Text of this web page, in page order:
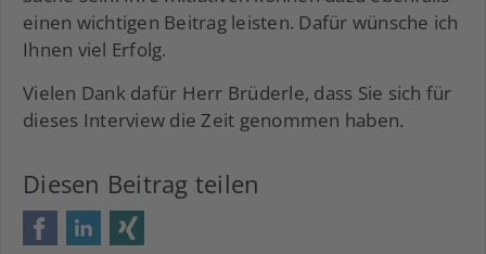
einen wichtigen Beitrag leisten. Dafür wünsche ich
Ihnen viel Erfolg.
Vielen Dank dafür Herr Brüderle, dass Sie sich für
dieses Interview die Zeit genommen haben.
Diesen Beitrag teilen
FacebookLinkedIn